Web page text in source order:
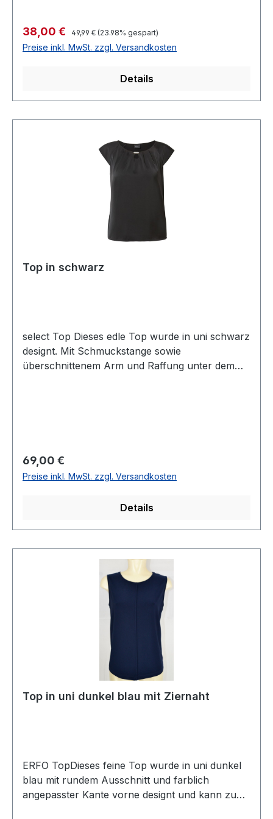
Verkaufspreis:
38,00 € Regulärer Preis:
49,99 € (23.98% gespart)
Preise inkl. MwSt. zzgl. Versandkosten
Details
Top in schwarz
select Top Dieses edle Top wurde in uni schwarz
designt. Mit Schmuckstange sowie
überschnittenem Arm und Raffung unter dem
waschbar95 % Polyester 5 % ElasthanModell
Nr.: 61437434Farbe: 93
Regulärer Preis:
69,00 €
Preise inkl. MwSt. zzgl. Versandkosten
Details
Top in uni dunkel blau mit Ziernaht
ERFO TopDieses feine Top wurde in uni dunkel
blau mit rundem Ausschnitt und farblich
angepasster Kante vorne designt und kann zu